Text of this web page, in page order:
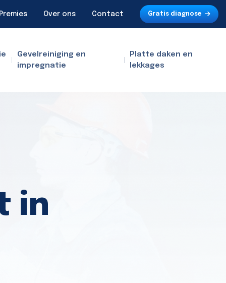
Over ons Contact Gratis diagnose
Gevelreiniging en
impregnatie
Platte daken en
lekkages
in